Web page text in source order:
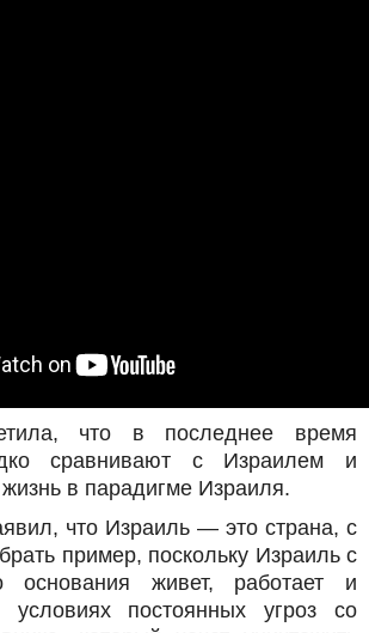
что в последнее время
сравнивают с Израилем и
в парадигме Израиля.
что Израиль — это страна, с
пример, поскольку Израиль с
основания живет, работает и
условиях постоянных угроз со